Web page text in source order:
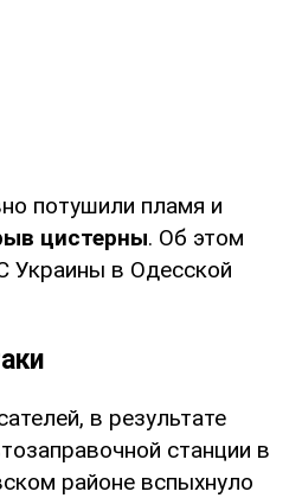
потушили пламя и
цистерны. Об этом
Украины в Одесской
в результате
станции в
районе вспыхнуло